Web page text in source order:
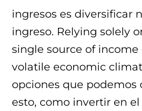
ingresos es diversificar
ingreso. Relying solely
single source of income
volatile economic
opciones que podemos
esto, como invertir en